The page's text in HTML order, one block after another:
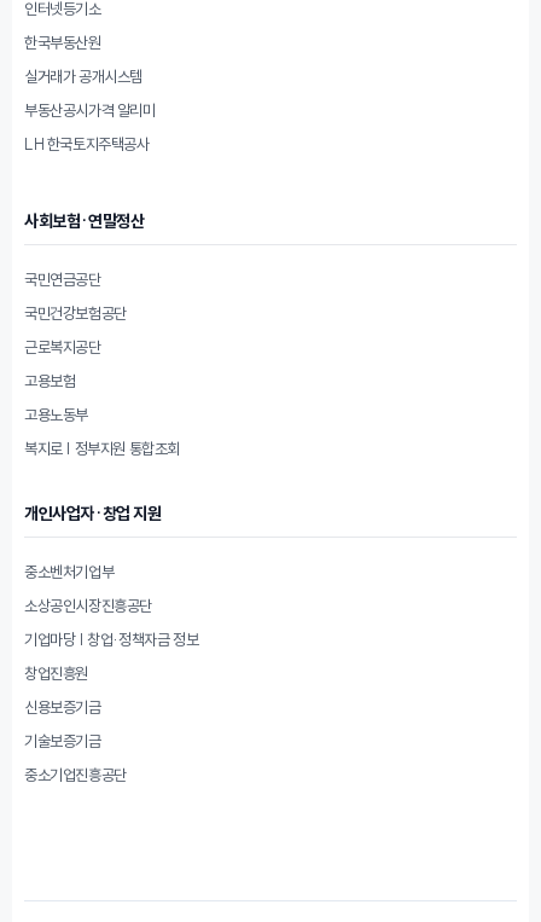
인터넷등기소
한국부동산원
실거래가 공개시스템
부동산공시가격 알리미
LH 한국토지주택공사
사회보험·연말정산
국민연금공단
국민건강보험공단
근로복지공단
고용보험
고용노동부
복지로 | 정부지원 통합조회
개인사업자·창업 지원
중소벤처기업부
소상공인시장진흥공단
기업마당 | 창업·정책자금 정보
창업진흥원
신용보증기금
기술보증기금
중소기업진흥공단